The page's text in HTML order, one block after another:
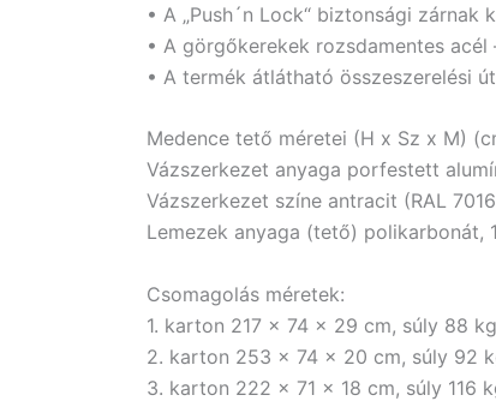
• A „Push´n Lock“ biztonsági
• A görgőkerekek rozsdamentes
• A termék átlátható összeszerelési
Medence tető méretei (H x Sz x M)
Vázszerkezet anyaga porfestett
Vázszerkezet színe antracit (RAL
Lemezek anyaga (tető) polikarbonát,
Csomagolás méretek:
1. karton 217 x 74 x 29 cm, súly 88 kg
2. karton 253 x 74 x 20 cm, súly 92
3. karton 222 x 71 x 18 cm, súly 116